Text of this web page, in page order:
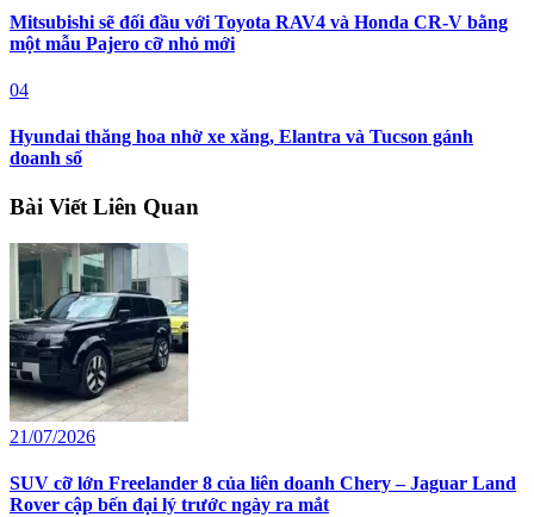
Mitsubishi sẽ đối đầu với Toyota RAV4 và Honda CR-V bằng
một mẫu Pajero cỡ nhỏ mới
04
Hyundai thăng hoa nhờ xe xăng, Elantra và Tucson gánh
doanh số
Bài Viết Liên Quan
21/07/2026
SUV cỡ lớn Freelander 8 của liên doanh Chery – Jaguar Land
Rover cập bến đại lý trước ngày ra mắt